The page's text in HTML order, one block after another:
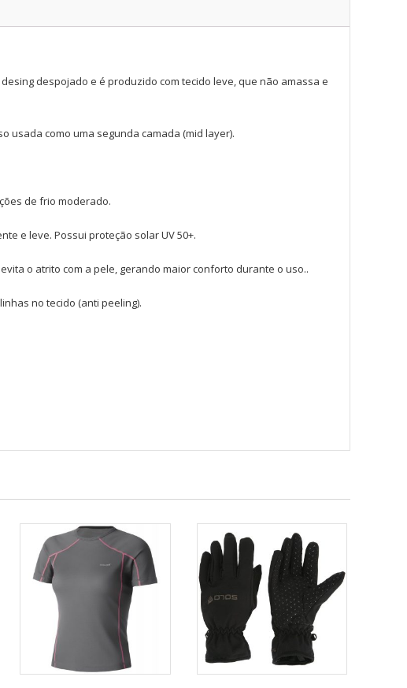
despojado e é produzido com tecido leve, que não amassa e
usada como uma segunda camada (mid layer).
de frio moderado.
e leve. Possui proteção solar UV 50+.
o atrito com a pele, gerando maior conforto durante o uso..
no tecido (anti peeling).